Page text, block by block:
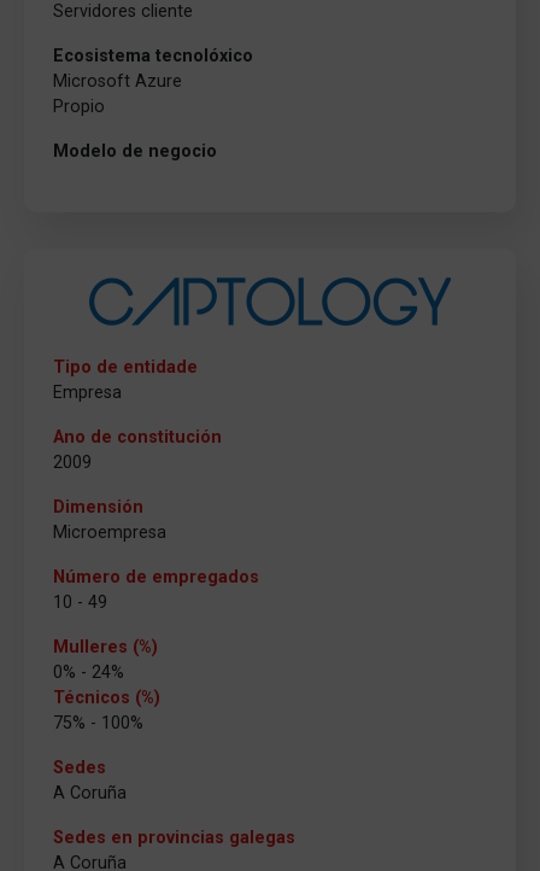
Servidores cliente
Ecosistema tecnolóxico
Microsoft Azure
Propio
Modelo de negocio
Tipo de entidade
Empresa
Ano de constitución
2009
Dimensión
Microempresa
Número de empregados
10 - 49
Mulleres (%)
0% - 24%
Técnicos (%)
75% - 100%
Sedes
A Coruña
Sedes en provincias galegas
A Coruña